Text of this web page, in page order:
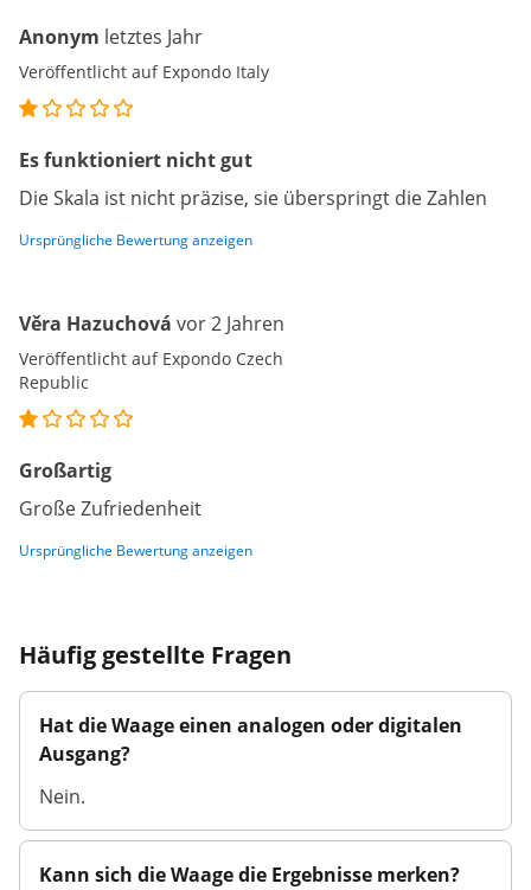
Anonym letztes Jahr
Veröffentlicht auf Expondo Italy
Es funktioniert nicht gut
Die Skala ist nicht präzise, sie überspringt die Zahlen
Ursprüngliche Bewertung anzeigen
Věra Hazuchová vor 2 Jahren
Veröffentlicht auf Expondo Czech
Republic
Großartig
Große Zufriedenheit
Ursprüngliche Bewertung anzeigen
Häufig gestellte Fragen
Hat die Waage einen analogen oder digitalen
Ausgang?
Nein.
Kann sich die Waage die Ergebnisse merken?